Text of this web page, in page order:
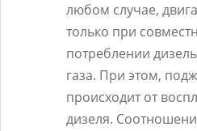
любом случае,
только при
потреблении
газа. При этом,
происходит от
дизеля.